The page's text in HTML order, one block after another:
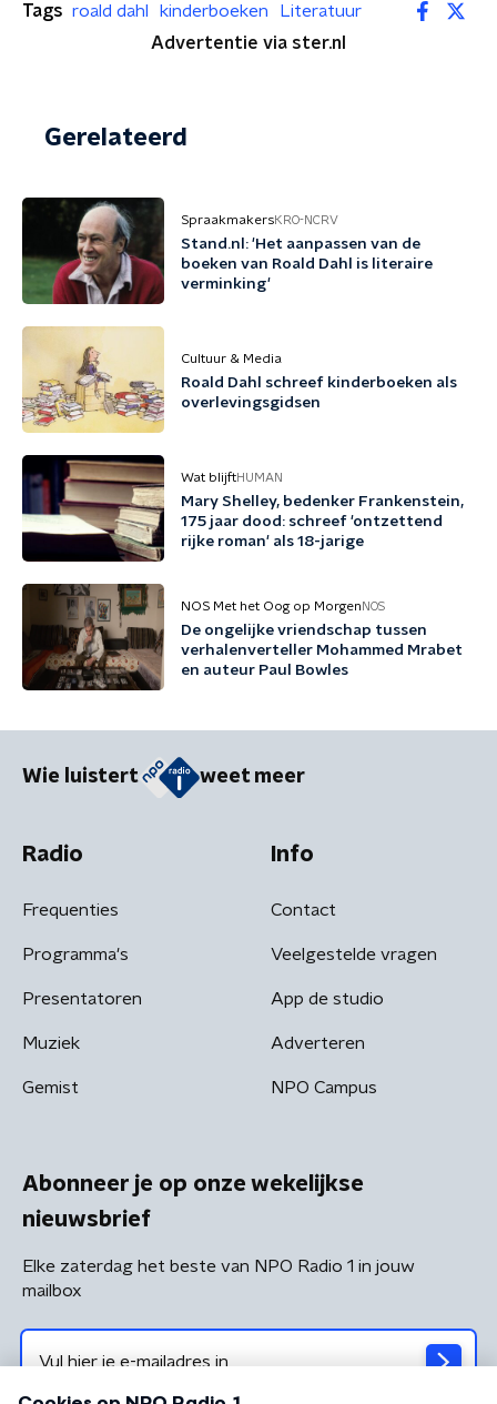
Tags roald dahl kinderboeken
Literatuur
Advertentie via ster.nl
Gerelateerd
SpraakmakersKRO-NCRV
Stand.nl: 'Het aanpassen van de
boeken van Roald Dahl is literaire
verminking'
Cultuur & Media
Roald Dahl schreef kinderboeken als
overlevingsgidsen
Wat blijftHUMAN
Mary Shelley, bedenker Frankenstein,
175 jaar dood: schreef 'ontzettend
rijke roman' als 18-jarige
NOS Met het Oog op Morgen NOS
De ongelijke vriendschap tussen
verhalenverteller Mohammed Mrabet
en auteur Paul Bowles
Wie luistert weet meer
Radio
Frequenties
Programma's
Presentatoren
Muziek
Gemist
Info
Contact
Veelgestelde vragen
App de studio
Adverteren
NPO Campus
Abonneer je op onze wekelijkse
nieuwsbrief
Elke zaterdag het beste van NPO Radio 1 in jouw
mailbox